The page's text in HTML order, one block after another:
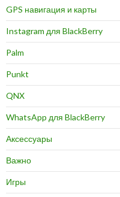
GPS навигация и карты
Instagram для BlackBerry
Palm
Punkt
QNX
WhatsApp для BlackBerry
Аксессуары
Важно
Игры